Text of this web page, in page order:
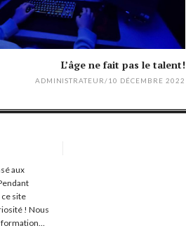
L’âge ne fait pas le talent!
ADMINISTRATEUR/10 DÉCEMBRE 2022
aux
site
! Nous
formation…